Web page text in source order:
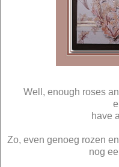
Well, enough roses
have
Zo, even genoeg rozen
nog